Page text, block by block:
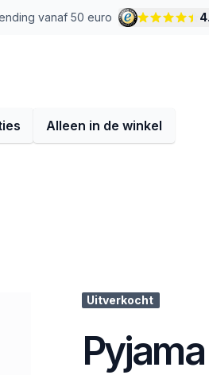
vanaf 50 euro
Alleen in de winkel
Uitverkocht